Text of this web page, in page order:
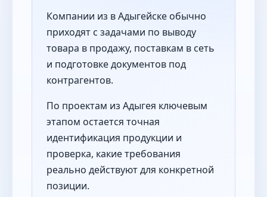
Компании из в Адыгейске обычно
приходят с задачами по выводу
товара в продажу, поставкам в сеть
и подготовке документов под
контрагентов.
По проектам из Адыгея ключевым
этапом остается точная
идентификация продукции и
проверка, какие требования
реально действуют для конкретной
позиции.